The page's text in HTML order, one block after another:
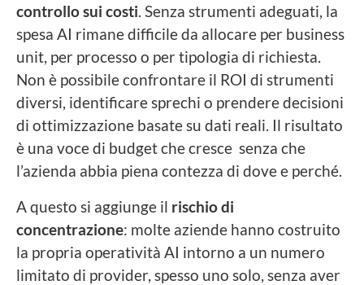
controllo sui costi. Senza strumenti adeguati, la
spesa AI rimane difficile da allocare per business
unit, per processo o per tipologia di richiesta.
Non è possibile confrontare il ROI di strumenti
diversi, identificare sprechi o prendere decisioni
di ottimizzazione basate su dati reali. Il risultato
è una voce di budget che cresce senza che
l’azienda abbia piena contezza di dove e perché.
A questo si aggiunge il rischio di
concentrazione: molte aziende hanno costruito
la propria operatività AI intorno a un numero
limitato di provider, spesso uno solo, senza aver